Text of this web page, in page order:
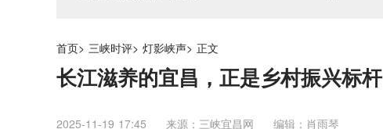
首页> 三峡时评> 灯影峡声> 正文
长江滋养的宜昌，正是乡村振兴标杆
2025-11-19 17:45 来源：三峡宜昌网 编辑：肖雨琴